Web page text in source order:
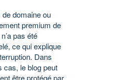
de domaine ou
premium de
pas été
ce qui explique
Dans
cas, le blog peut
être protégé par